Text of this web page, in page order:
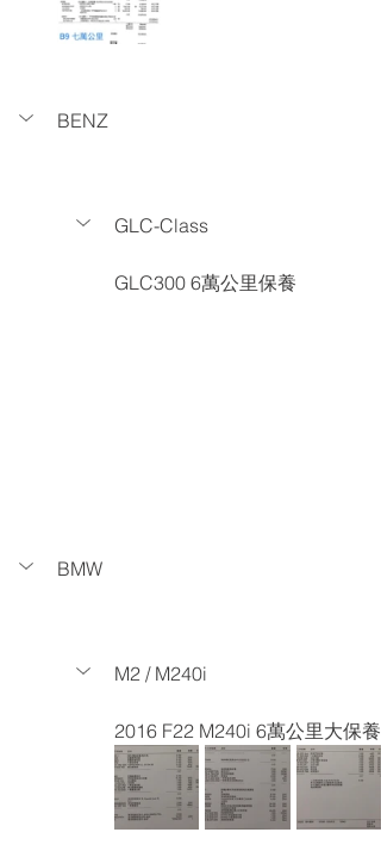
BENZ
GLC-Class
GLC300 6萬公里保養
BMW
M2 / M240i
2016 F22 M240i 6萬公里大保養